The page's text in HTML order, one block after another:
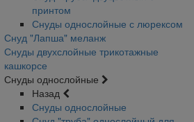
принтом
Снуды однослойные с люрексом
Снуд "Лапша" меланж
Снуды двухслойные трикотажные
кашкорсе
Снуды однослойные
Назад
Снуды однослойные